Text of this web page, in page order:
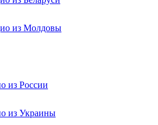
из Молдовы
из России
из Украины